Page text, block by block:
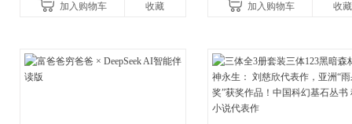
加入购物车
收藏 加入购物车 收藏